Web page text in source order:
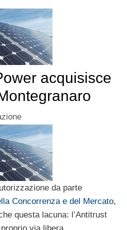
acquisisce
da parte
Concorrenza e del Mercato,
questa lacuna: l’Antitrust